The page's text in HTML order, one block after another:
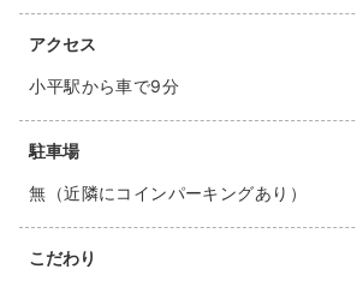
アクセス
小平駅から車で9分
駐車場
無（近隣にコインパーキングあり）
こだわり